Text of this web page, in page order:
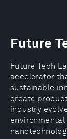
Future
Future Tech
accelerator
sustainable
create
industry